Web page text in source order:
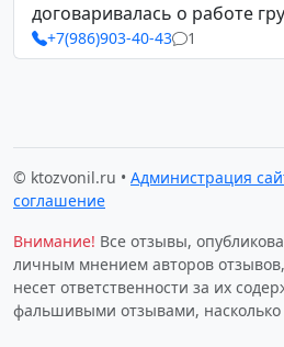
договаривалась о работе
+7(986)903-40-43 1
© ktozvonil.ru • Администрация
соглашение
Внимание! Все отзывы,
личным мнением авторов
несет ответственности за их
фальшивыми отзывами, насколько